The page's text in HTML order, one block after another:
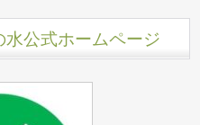
公式ホームページ